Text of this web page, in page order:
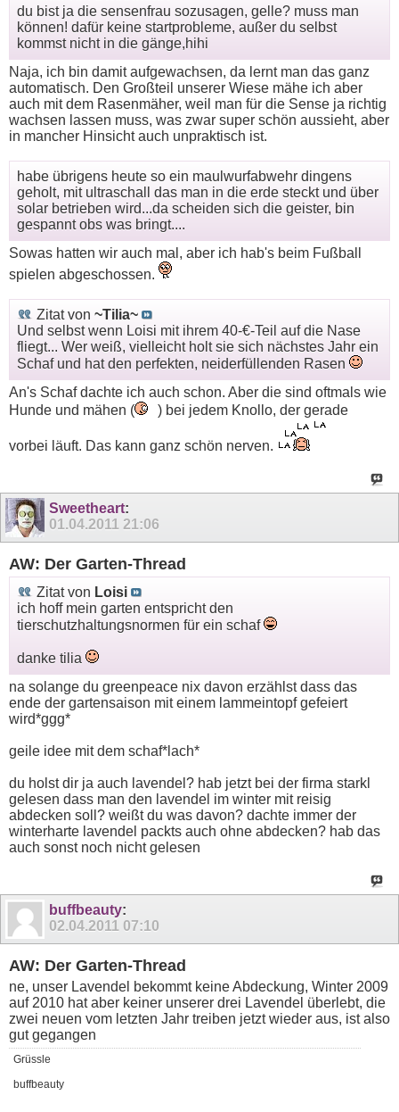
du bist ja die sensenfrau sozusagen, gelle? muss man
können! dafür keine startprobleme, außer du selbst
kommst nicht in die gänge,hihi
Naja, ich bin damit aufgewachsen, da lernt man das ganz
automatisch. Den Großteil unserer Wiese mähe ich aber
auch mit dem Rasenmäher, weil man für die Sense ja richtig
wachsen lassen muss, was zwar super schön aussieht, aber
in mancher Hinsicht auch unpraktisch ist.
habe übrigens heute so ein maulwurfabwehr dingens
geholt, mit ultraschall das man in die erde steckt und über
solar betrieben wird...da scheiden sich die geister, bin
gespannt obs was bringt....
Sowas hatten wir auch mal, aber ich hab's beim Fußball
spielen abgeschossen.
Zitat von ~Tilia~
Und selbst wenn Loisi mit ihrem 40-€-Teil auf die Nase
fliegt... Wer weiß, vielleicht holt sie sich nächstes Jahr ein
Schaf und hat den perfekten, neiderfüllenden Rasen
An's Schaf dachte ich auch schon. Aber die sind oftmals wie
Hunde und mähen (
) bei jedem Knollo, der gerade
vorbei läuft. Das kann ganz schön nerven.
Sweetheart:
01.04.2011 21:06
AW: Der Garten-Thread
Zitat von Loisi
ich hoff mein garten entspricht den
tierschutzhaltungsnormen für ein schaf
danke tilia
na solange du greenpeace nix davon erzählst dass das
ende der gartensaison mit einem lammeintopf gefeiert
wird*ggg*
geile idee mit dem schaf*lach*
du holst dir ja auch lavendel? hab jetzt bei der firma starkl
gelesen dass man den lavendel im winter mit reisig
abdecken soll? weißt du was davon? dachte immer der
winterharte lavendel packts auch ohne abdecken? hab das
auch sonst noch nicht gelesen
buffbeauty:
02.04.2011 07:10
AW: Der Garten-Thread
ne, unser Lavendel bekommt keine Abdeckung, Winter 2009
auf 2010 hat aber keiner unserer drei Lavendel überlebt, die
zwei neuen vom letzten Jahr treiben jetzt wieder aus, ist also
gut gegangen
Grüssle
buffbeauty